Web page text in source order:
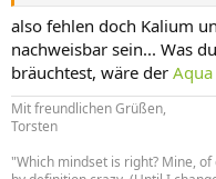
Temperatur: 24 Grad
also fehlen doch Kalium
nachweisbar sein... Was
bräuchtest, wäre der
Mit freundlichen Grüßen,
Torsten
"Which mindset is right? Mine,